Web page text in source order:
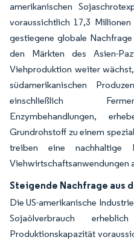
amerikanischen
voraussichtlich 17,3
gestiegene globale
den Märkten des Asien-
Viehproduktion weiter
südamerikanischen
einschließlich
Enzymbehandlungen,
Grundrohstoff zu einem
treiben eine nachhaltige
Viehwirtschaftsanwendungen
Steigende Nachfrage aus
Die US-amerikanische
Sojaölverbrauch
Produktionskapazität